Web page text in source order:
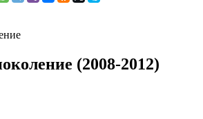
(2008-2012)